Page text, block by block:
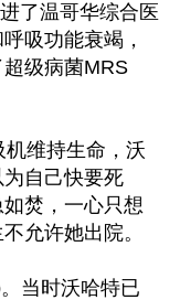
了温哥华综合医
吸功能衰竭，
级病菌MRS
维持生命，沃
自己快要死
焚，一心只想
允许她出院。
当时沃哈特已